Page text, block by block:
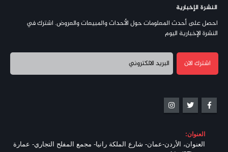
النشرة الإخبارية
احصل على أحدث المعلومات حول الأحداث والمبيعات والعروض. اشترك في
النشرة الإخبارية اليوم
العنوان:
العنوان، الأردن-عمان- شارع الملكة رانيا- مجمع المفلح التجاري- عمارة